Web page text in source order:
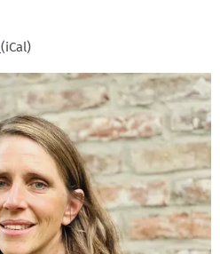
(iCal)